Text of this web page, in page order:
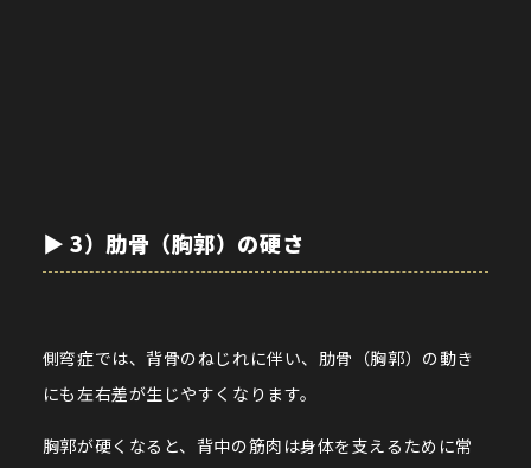
▶︎ 3）肋骨（胸郭）の硬さ
側弯症では、背骨のねじれに伴い、肋骨（胸郭）の動き
にも左右差が生じやすくなります。
胸郭が硬くなると、背中の筋肉は身体を支えるために常